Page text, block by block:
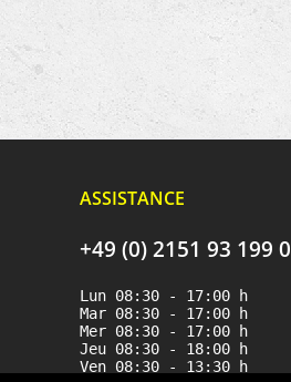
ASSISTANCE
+49 (0) 2151 93 199 0
Lun 08:30 - 17:00 h
Mar 08:30 - 17:00 h
Mer 08:30 - 17:00 h
Jeu 08:30 - 18:00 h
Ven 08:30 - 13:30 h